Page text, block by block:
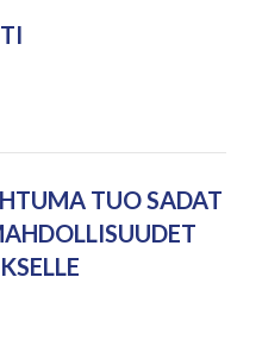
TUO SADAT